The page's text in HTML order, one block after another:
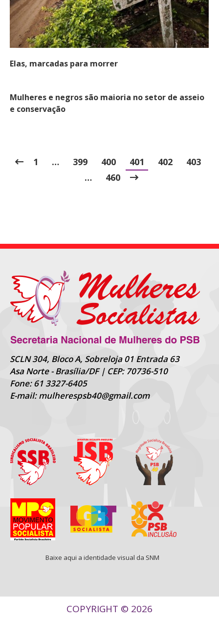
Elas, marcadas para morrer
Mulheres e negros são maioria no setor de asseio
e conservação
1 … 399 400 401 402
403
…
460
SCLN 304, Bloco A, Sobreloja 01 Entrada 63
Asa Norte - Brasília/DF | CEP: 70736-510
Fone: 61 3327-6405
E-mail: mulherespsb40@gmail.com
Baixe aqui a identidade visual da SNM
COPYRIGHT © 2026